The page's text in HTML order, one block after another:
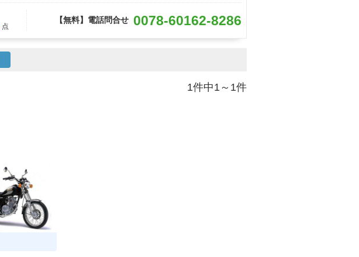
点
【無料】電話問合せ 0078-60162-8286
1件中1～1件